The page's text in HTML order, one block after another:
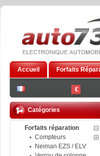
€
Accueil Forfaits
Catégories
Forfaits réparation
Compteurs
Neiman EZS / ELV